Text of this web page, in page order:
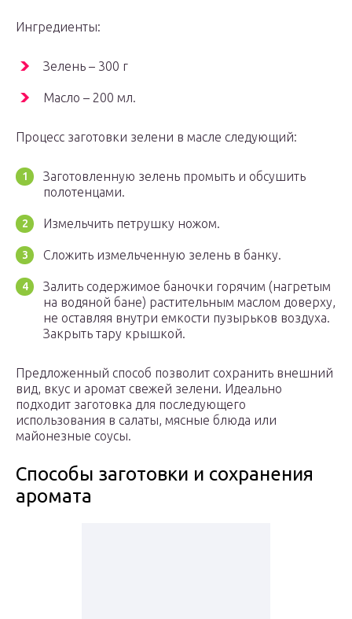
Ингредиенты:
Зелень – 300 г
Масло – 200 мл.
Процесс заготовки зелени в масле следующий:
Заготовленную зелень промыть и обсушить
полотенцами.
Измельчить петрушку ножом.
Сложить измельченную зелень в банку.
Залить содержимое баночки горячим (нагретым
на водяной бане) растительным маслом доверху,
не оставляя внутри емкости пузырьков воздуха.
Закрыть тару крышкой.
Предложенный способ позволит сохранить внешний
вид, вкус и аромат свежей зелени. Идеально
подходит заготовка для последующего
использования в салаты, мясные блюда или
майонезные соусы.
Способы заготовки и сохранения
аромата